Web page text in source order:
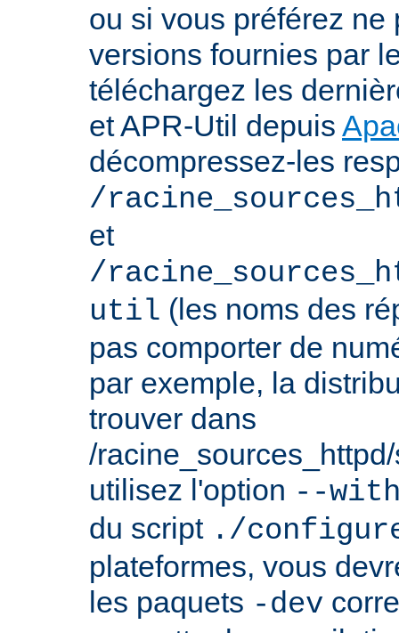
ou si vous préférez ne
versions fournies par
téléchargez les
et APR-Util depuis
décompressez-les
/
et
/
util (les noms des
pas comporter de
par exemple, la
trouver dans
/
utilisez l'option --
du script ./
plateformes, vous
les paquets -dev